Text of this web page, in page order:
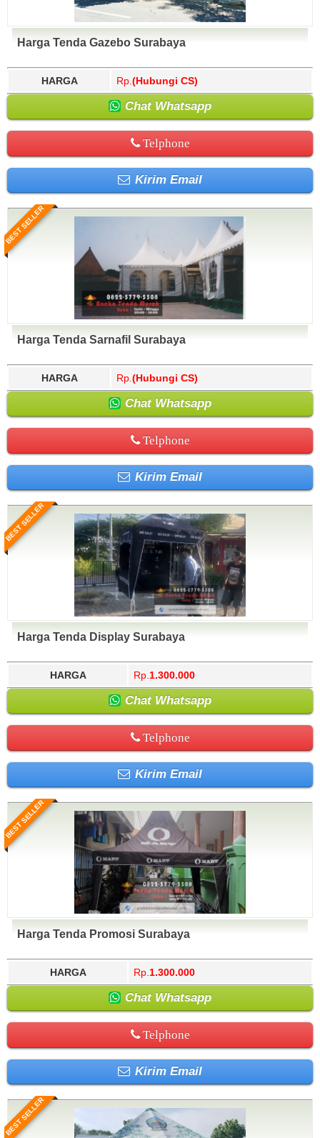
Harga Tenda Gazebo Surabaya
HARGA Rp. (Hubungi CS)
Chat Whatsapp
Telphone
Kirim Email
BEST SELLER
Harga Tenda Sarnafil Surabaya
HARGA Rp. (Hubungi CS)
Chat Whatsapp
Telphone
Kirim Email
BEST SELLER
Harga Tenda Display Surabaya
HARGA Rp. 1.300.000
Chat Whatsapp
Telphone
Kirim Email
BEST SELLER
Harga Tenda Promosi Surabaya
HARGA Rp. 1.300.000
Chat Whatsapp
Telphone
Kirim Email
BEST SELLER